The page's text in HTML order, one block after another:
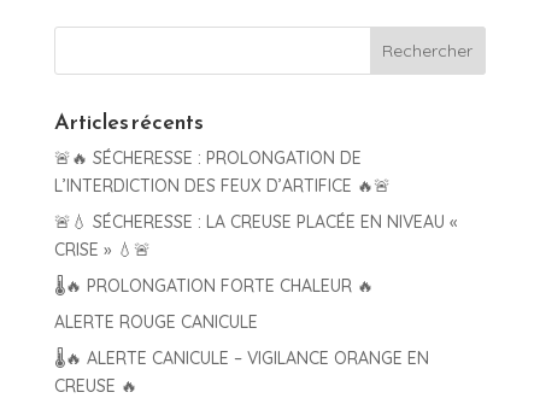
Articles récents
🚨🔥 SÉCHERESSE : PROLONGATION DE
L’INTERDICTION DES FEUX D’ARTIFICE 🔥🚨
🚨💧 SÉCHERESSE : LA CREUSE PLACÉE EN NIVEAU «
CRISE » 💧🚨
🌡️🔥 PROLONGATION FORTE CHALEUR 🔥
ALERTE ROUGE CANICULE
🌡️🔥 ALERTE CANICULE – VIGILANCE ORANGE EN
CREUSE 🔥